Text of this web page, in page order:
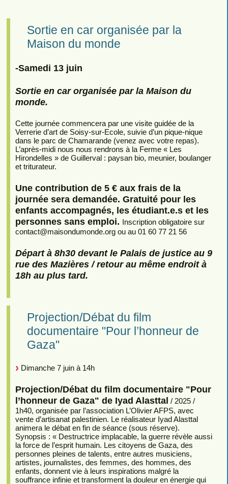
Sortie en car organisée par la
Maison du monde
-Samedi 13 juin
Sortie en car organisée par la Maison du
monde.
Cette journée commencera par une visite guidée de la
Verrerie d’art de Soisy-sur-Ecole, suivie d’un pique-nique
dans le parc de Chamarande (venez avec votre repas).
L’après-midi nous nous rendrons à la Ferme « Les
Hirondelles » de Guillerval : paysan bio, meunier, boulanger
et triturateur.
Une contribution de 5 € aux frais de la
journée sera demandée. Gratuité pour les
enfants accompagnés, les étudiant.e.s et les
personnes sans emploi. Inscription obligatoire sur
contact@maisondumonde.org ou au 01 60 77 21 56
Départ à 8h30 devant le Palais de justice au 9
rue des Mazières / retour au même endroit à
18h au plus tard.
Projection/Débat du film
documentaire "Pour l’honneur de
Gaza"
Dimanche 7 juin à 14h
Projection/Débat du film documentaire "Pour
l’honneur de Gaza" de Iyad Alasttal / 2025 /
1h40, organisée par l’association L’Olivier AFPS, avec
vente d’artisanat palestinien. Le réalisateur Iyad Alasttal
animera le débat en fin de séance (sous réserve).
Synopsis : « Destructrice implacable, la guerre révèle aussi
la force de l’esprit humain. Les citoyens de Gaza, des
personnes pleines de talents, entre autres musiciens,
artistes, journalistes, des femmes, des hommes, des
enfants, donnent vie à leurs inspirations malgré la
souffrance infinie et transforment la douleur en énergie qui